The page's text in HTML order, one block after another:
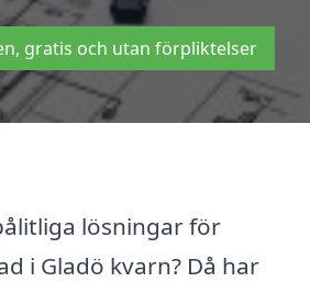
gratis och utan förpliktelser
lösningar för
i Gladö kvarn? Då har